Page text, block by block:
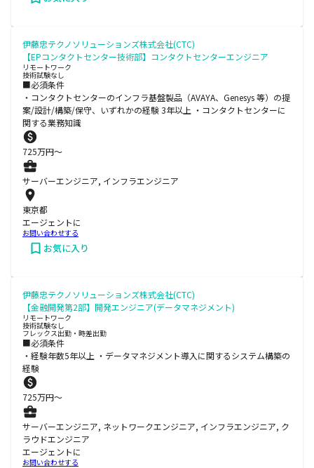
伊藤忠テクノソリューションズ株式会社(CTC)
【EPコンタクトセンター技術部】コンタクトセンターエンジニア
リモートワーク
技術試験なし
■必須条件
・コンタクトセンターのインフラ基盤製品（AVAYA、Genesys 等）の提
案/設計/構築/保守、いずれかの経験 3年以上 ・コンタクトセンターに
関する業務知識
725万円〜
サーバーエンジニア, インフラエンジニア
東京都
エージェントに
お問い合わせする
お気に入り
伊藤忠テクノソリューションズ株式会社(CTC)
【金融開発第2部】開発エンジニア(データマネジメント)
リモートワーク
技術試験なし
フレックス出勤・時差出勤
■必須条件
・経験年数5年以上 ・データマネジメント導入に関するシステム構築の
経験
725万円〜
サーバーエンジニア, ネットワークエンジニア, インフラエンジニア, ク
ラウドエンジニア
エージェントに
お問い合わせする